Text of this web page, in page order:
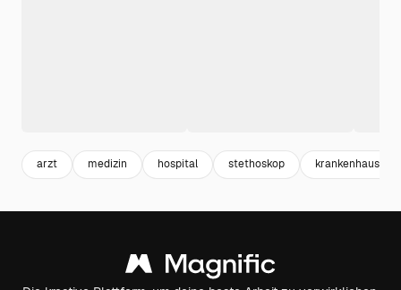
arzt medizin hospital stethoskop krankenhaus